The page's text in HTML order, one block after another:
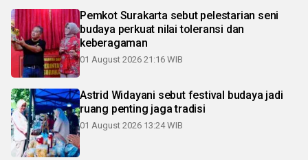
Pemkot Surakarta sebut pelestarian seni
budaya perkuat nilai toleransi dan
keberagaman
01 August 2026 21:16 WIB
Astrid Widayani sebut festival budaya jadi
ruang penting jaga tradisi
01 August 2026 13:24 WIB